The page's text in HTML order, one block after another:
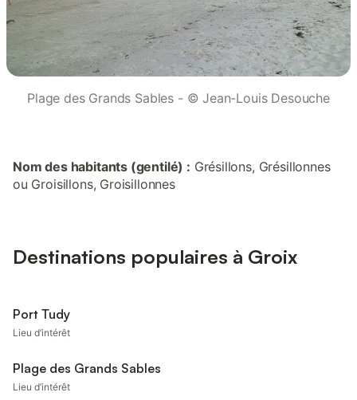
Plage des Grands Sables - © Jean-Louis Desouche
Nom des habitants (gentilé) : Grésillons, Grésillonnes
ou Groisillons, Groisillonnes
Destinations populaires à Groix
Port Tudy
Lieu d’intérêt
Plage des Grands Sables
Lieu d’intérêt